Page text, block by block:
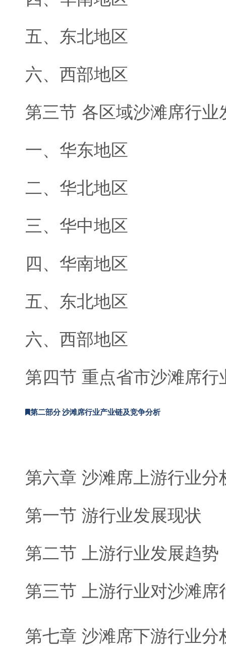
五、东北地区
六、西部地区
第三节 各区域沙滩席行业
一、华东地区
二、华北地区
三、华中地区
四、华南地区
五、东北地区
六、西部地区
第四节 重点省市沙滩席行
第二部分 沙滩席行业产业链及竞争分析
第六章 沙滩席上游行业分
第一节 游行业发展现状
第二节 上游行业发展趋势
第三节 上游行业对沙滩席
第七章 沙滩席下游行业分